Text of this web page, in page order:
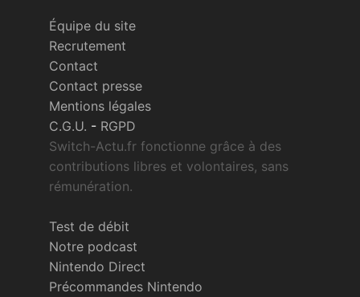
Équipe du site
Recrutement
Contact
Contact presse
Mentions légales
C.G.U. - RGPD
Switch-Actu.fr fonctionne grâce à des
contributions libres et volontaires, sans
rémunération.
Test de débit
Notre podcast
Nintendo Direct
Précommandes Nintendo